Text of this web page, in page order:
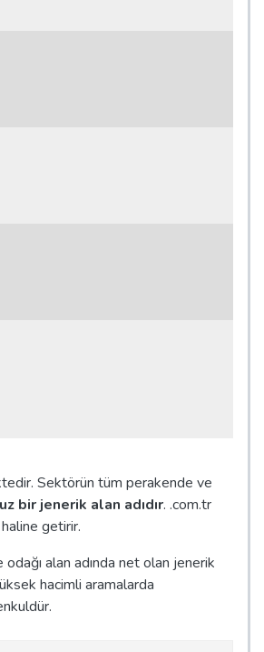
Sektörün tüm perakende ve
bir jenerik alan adıdır. .com.tr
getirir.
alan adında net olan jenerik
hacimli aramalarda